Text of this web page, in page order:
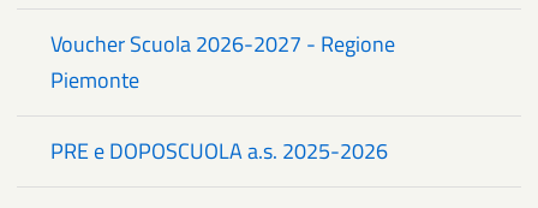
Voucher Scuola 2026-2027 - Regione
Piemonte
PRE e DOPOSCUOLA a.s. 2025-2026